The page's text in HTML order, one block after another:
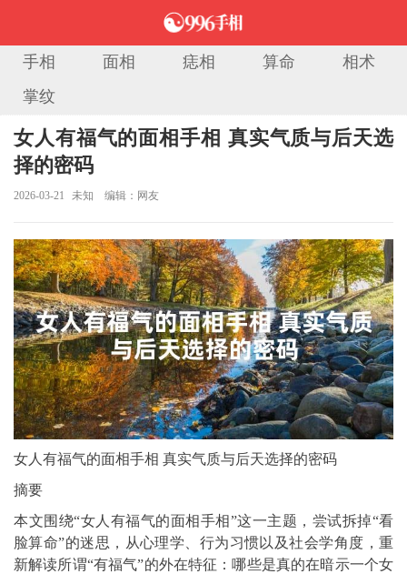
手相 面相 痣相 算命
相术
掌纹
当前位置：
女人有福气的面相手相 真实气质与后天选
择的密码
2026-03-21 未知 编辑：网友
女人有福气的面相手相 真实气质与后天选择的密码
摘要
本文围绕“女人有福气的面相手相”这一主题，尝试拆掉“看
脸算命”的迷思，从心理学、行为习惯以及社会学角度，重
新解读所谓“有福气”的外在特征：哪些是真的在暗示一个女